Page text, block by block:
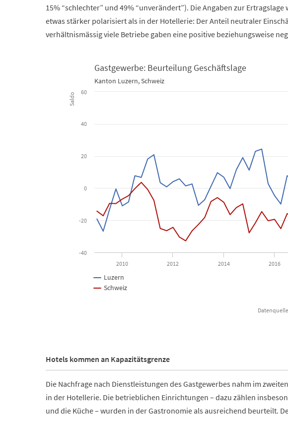
15% “schlechter” und 49% “unverändert”). Die Angaben zur
etwas stärker polarisiert als in der Hotellerie: Der Anteil neutraler
verhältnismässig viele Betriebe gaben eine positive beziehungsweise
Gastgewerbe: Beurteilung Geschäftslage
Line chart with 2 lines.
The chart has 1 X axis displaying Time. Data ranges from 2009-01-01
The chart has 1 Y axis displaying Saldo. Data ranges from -32.8 to 41.8.
Saldo
Gastgewerbe: Beurteilung Geschäftslage
Kanton Luzern, Schweiz
Luzern
Schweiz
2010 2012 2014 2016
-40
-20
0
20
40
60
Hotels kommen an Kapazitätsgrenze
Die Nachfrage nach Dienstleistungen des Gastgewerbes nahm im
in der Hotellerie. Die betrieblichen Einrichtungen – dazu zählen
und die Küche – wurden in der Gastronomie als ausreichend beurteilt.